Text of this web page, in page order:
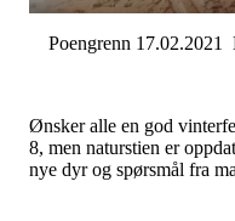
Poengrenn 17.02.2021
Ønsker alle en god
8, men naturstien er
nye dyr og spørsmål fra